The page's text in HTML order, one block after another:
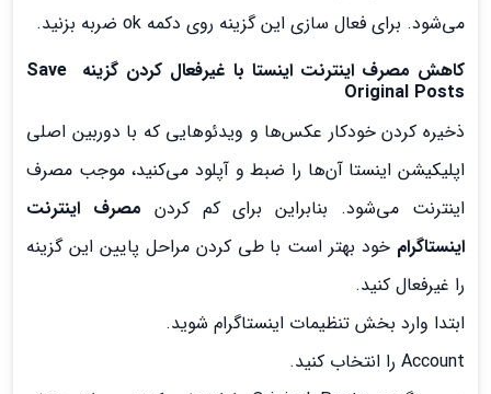
می‌شود. برای فعال سازی این گزینه روی دکمه ok ضربه بزنید.
کاهش مصرف اینترنت اینستا با غیرفعال کردن گزینه Save
Original Posts
ذخیره کردن خودکار عکس‌ها و ویدئوهایی که با دوربین اصلی
اپلیکیشن اینستا آن‌ها را ضبط و آپلود می‌کنید، موجب مصرف
اینترنت می‌شود. بنابراین برای کم کردن مصرف اینترنت
اینستاگرام خود بهتر است با طی کردن مراحل پایین این گزینه
را غیرفعال کنید.
ابتدا وارد بخش تنظیمات اینستاگرام شوید.
Account را انتخاب کنید.